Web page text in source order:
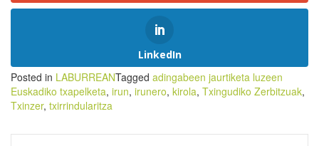
LinkedIn
Posted in LABURREANTagged adingabeen jaurtiketa luzeen
Euskadiko txapelketa, irun, irunero, kirola, Txingudiko Zerbitzuak,
Txinzer, txirrindularitza